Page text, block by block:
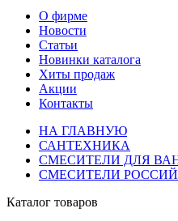
О фирме
Новости
Статьи
Новинки каталога
Хиты продаж
Акции
Контакты
НА ГЛАВНУЮ
САНТЕХНИКА
СМЕСИТЕЛИ ДЛЯ
СМЕСИТЕЛИ
Каталог товаров